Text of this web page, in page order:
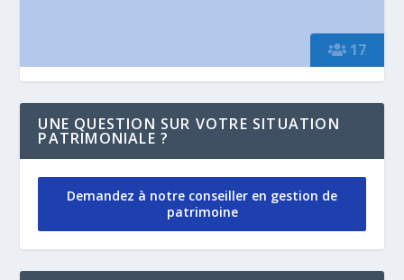
17
UNE QUESTION SUR VOTRE SITUATION
PATRIMONIALE ?
Demandez à notre conseiller en gestion de
patrimoine